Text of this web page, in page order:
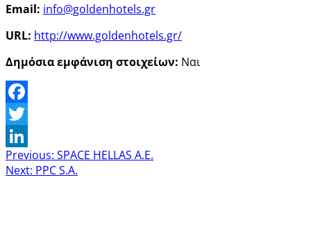
Email: info@goldenhotels.gr
URL: http://www.goldenhotels.gr/
Δημόσια εμφάνιση στοιχείων: Ναι
Facebook
Twitter
LinkedIn
Previous: SPACE HELLAS A.E.
Next: PPC S.A.